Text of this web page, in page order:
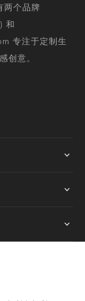
两个品牌
和
专注于定制生
创意。